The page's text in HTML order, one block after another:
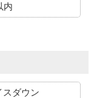
内
スダウン